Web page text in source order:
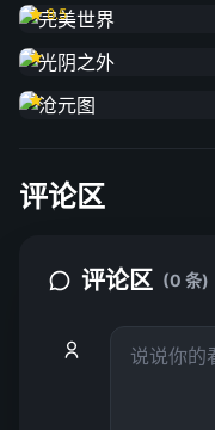
8.5
光阴之外
沧元图
评论区
评论区 (0 条)